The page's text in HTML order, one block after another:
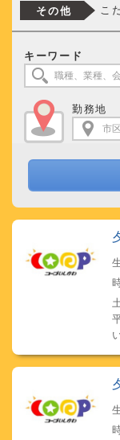
その他 こ
キーワード
勤務地